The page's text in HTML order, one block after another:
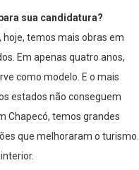
sua candidatura?
hoje, temos mais obras em
Em apenas quatro anos,
como modelo. E o mais
estados não conseguem
Chapecó, temos grandes
que melhoraram o turismo.